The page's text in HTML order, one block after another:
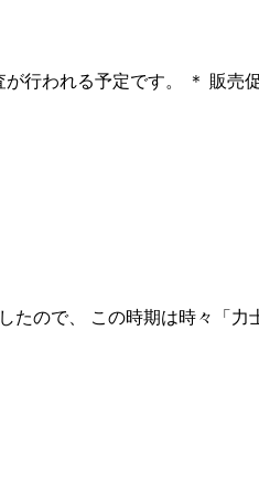
行われる予定です。 ＊ 販売
たので、 この時期は時々「力